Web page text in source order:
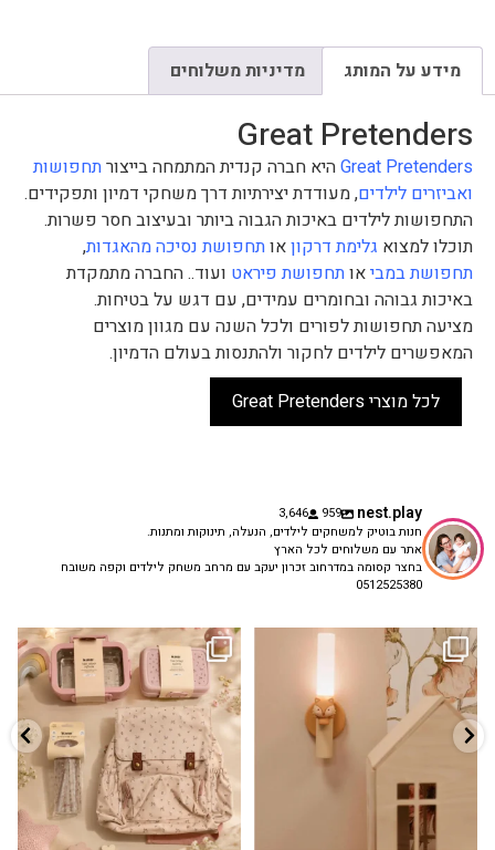
מידע על המותג מדיניות משלוחים
Great Pretenders
Great Pretendersהיא חברה קנדית המתמחה בייצורתחפושות
ואביזרים לילדים, מעודדת יצירתיות דרך משחקי דמיון ותפקידים.
התחפושות לילדים באיכות הגבוה ביותר ובעיצוב חסר פשרות.
תוכלו למצוא גלימת דרקוןאותחפושת נסיכה מהאגדות,
תחפושת במביאותחפושת פיראט ועוד.. החברה מתמקדת
באיכות גבוהה ובחומרים עמידים, עם דגש על בטיחות.
מציעה תחפושות לפורים ולכל השנה עם מגוון מוצרים
המאפשרים לילדים לחקור ולהתנסות בעולם הדמיון.
לכל מוצרי Great Pretenders
nest.play
959
3,646
חנות בוטיק למשחקים לילדים, הנעלה, תינוקות ומתנות.
אתר עם משלוחים לכל הארץ
בחצר קסומה במדרחוב זכרון יעקב עם מרחב משחק לילדים וקפה משובח
0512525380
✨ חוזרים למסגרת בסטייל! ✨
הקולקציה החדשה...
9 4
גם פריט עיצובי לחדר, גם מנורת לילה
...
3 0